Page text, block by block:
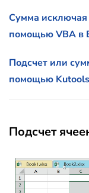
Сумма исключая
помощью VBA в
Подсчет или
помощью
Подсчет